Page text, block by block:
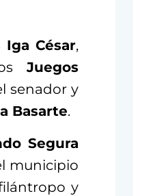
César,
Juegos
senador y
Basarte.
Segura
municipio
y